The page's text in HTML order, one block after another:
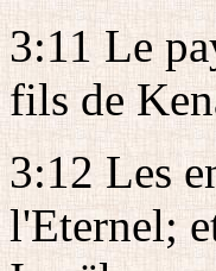
3:11 Le
fils de
3:12 Les
l'Eternel;